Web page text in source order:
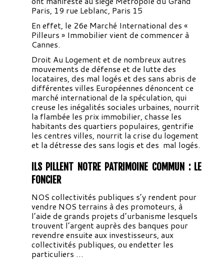
Paris, 19 rue Leblanc, Paris 15
En effet, le 26e Marché International des «
Pilleurs » Immobilier vient de commencer à
Cannes.
Droit Au Logement et de nombreux autres
mouvements de défense et de lutte des
locataires, des mal logés et des sans abris de
différentes villes Européennes dénoncent ce
marché international de la spéculation, qui
creuse les inégalités sociales urbaines, nourrit
la flambée les prix immobilier, chasse les
habitants des quartiers populaires, gentrifie
les centres villes, nourrit la crise du logement
et la détresse des sans logis et des mal logés.
ILS PILLENT NOTRE PATRIMOINE COMMUN : LE
FONCIER
NOS collectivités publiques s’y rendent pour
vendre NOS terrains à des promoteurs, à
l’aide de grands projets d’urbanisme lesquels
trouvent l’argent auprès des banques pour
revendre ensuite aux investisseurs, aux
collectivités publiques, ou endetter les
particuliers …